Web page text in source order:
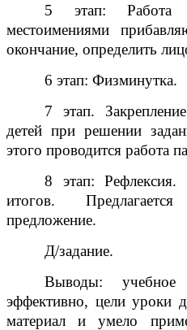
5 этап:
местоимениями
окончание, определить
6 этап: Физминутка.
7 этап.
детей при решении
этого проводится работа
8 этап: Рефлексия.
итогов.
предложение.
Д/задание.
Выводы: учебное
эффективно, цели уроки
материал и умело